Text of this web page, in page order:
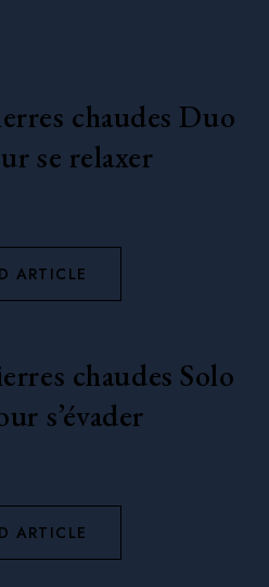
chaudes Duo
se relaxer
ARTICLE
chaudes Solo
s’évader
ARTICLE